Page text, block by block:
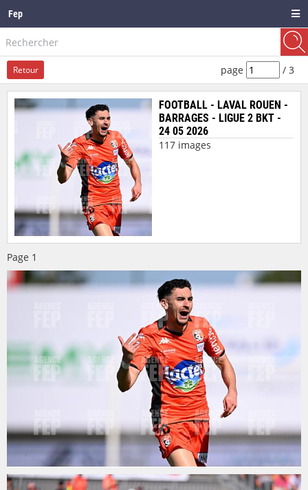
Fep
Retour page / 3
FOOTBALL - LAVAL ROUEN -
BARRAGES - LIGUE 2 BKT -
24 05 2026
117 images
Page 1